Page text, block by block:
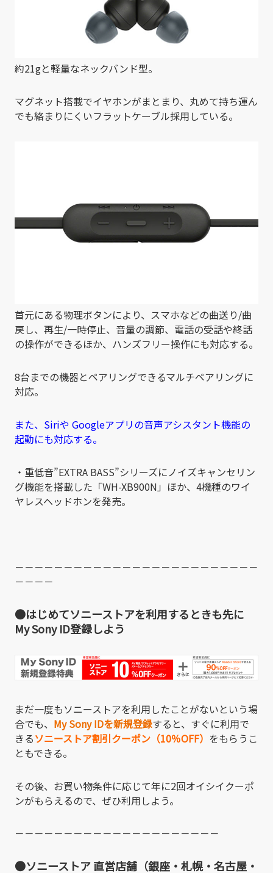
約21gと軽量なネックバンド型。
マグネット搭載でイヤホンがまとまり、丸めて持ち運ん
でも絡まりにくいフラットケーブル採用している。
首元にある物理ボタンにより、スマホなどの曲送り/曲
戻し、再生/一時停止、音量の調節、電話の受話や終話
の操作ができるほか、ハンズフリー操作にも対応する。
8台までの機器とペアリングできるマルチペアリングに
対応。
また、Siriや Googleアプリの音声アシスタント機能の
起動にも対応する。
・重低音”EXTRA BASS”シリーズにノイズキャンセリン
グ機能を搭載した「WH-XB900N」ほか、4機種のワイ
ヤレスヘッドホンを発売。
－－－－－－－－－－－－－－－－－－－－－－－－－
－－－－
●はじめてソニーストアを利用するときも先に
My Sony ID登録しよう
まだ一度もソニーストアを利用したことがないという場
合でも、 My Sony IDを新規登録すると、すぐに利用で
きるソニーストア割引クーポン（10％OFF） をもらうこ
ともできる。
その後、お買い物条件に応じて年に2回オイシイクーポ
ンがもらえるので、ぜひ利用しよう。
－－－－－－－－－－－－－－－－－－－－－
●ソニーストア 直営店舗（銀座・札幌・名古屋・